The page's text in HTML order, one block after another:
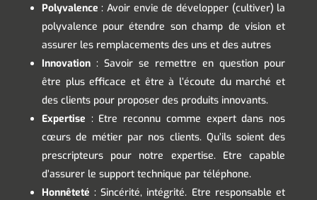
Polyvalence : Avoir envie de développer (cultiver) la
polyvalence pour étendre son champ de vision et
assurer les remplacements des uns et des autres
Innovation : Savoir se remettre en question pour
être plus efficace et être à l’écoute du marché et
des clients pour proposer des produits innovants.
Expertise : Etre reconnu comme expert dans nos
cœurs de métier par nos clients. Qu’ils soient des
prescripteurs pour notre expertise. Etre capable
d’assurer le support technique par téléphone.
Honnêteté : Sincérité, intégrité. Etre responsable et